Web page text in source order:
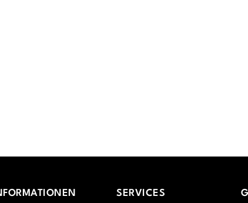
SERVICES